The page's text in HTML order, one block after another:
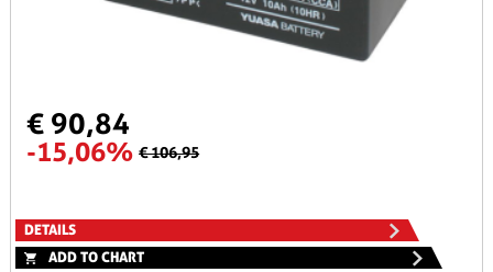
€ 90,84
-15,06% € 106,95
DETAILS
ADD TO CHART